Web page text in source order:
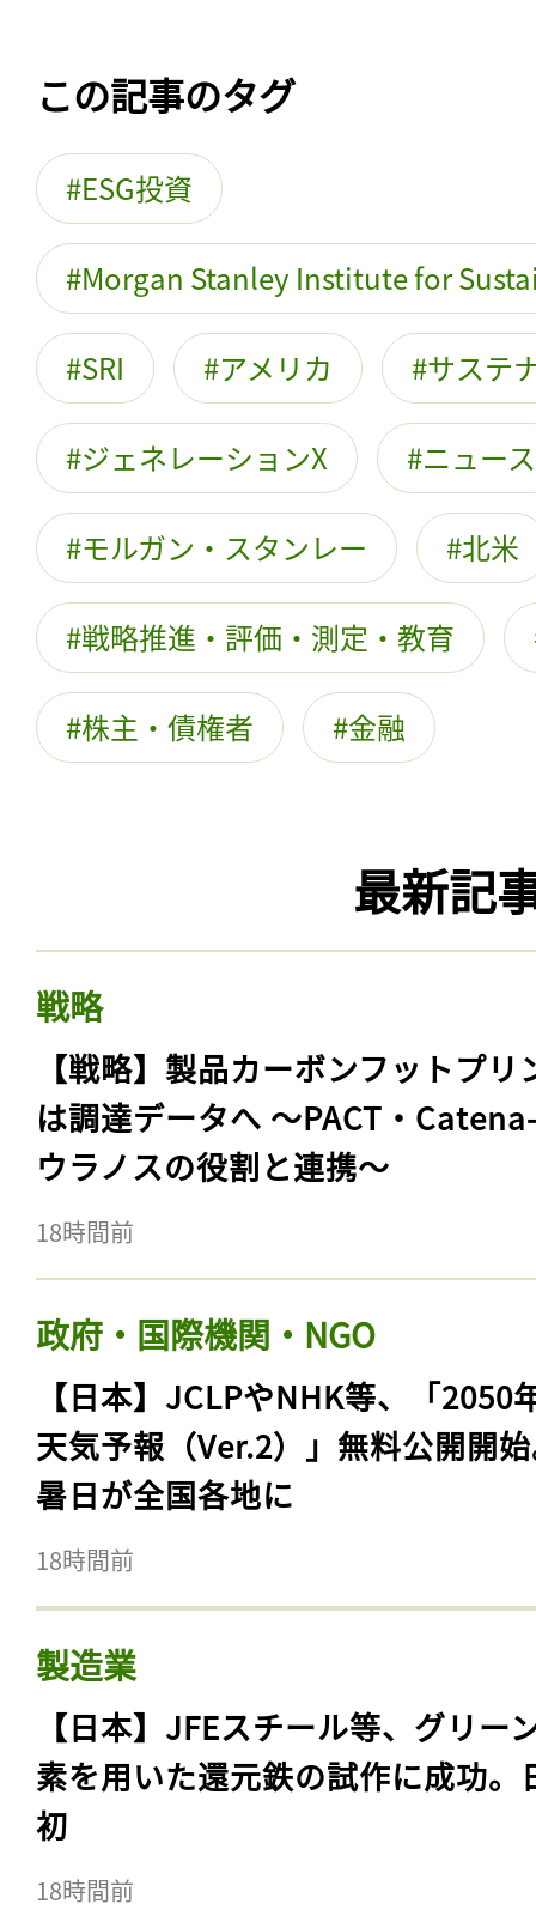
この記事のタグ
ESG投資
Morgan Stanley Institute for
SRI アメリカ サステ
ジェネレーションX ニュース
モルガン・スタンレー 北米
戦略推進・評価・測定・教育
株主・債権者 金融
最新記
戦略
【戦略】製品カーボンフットプリ
は調達データへ 〜PACT・
ウラノスの役割と連携〜
18時間前
政府・国際機関・NGO
【日本】JCLPやNHK等、「2050
天気予報（Ver.2）」無料公開開
暑日が全国各地に
18時間前
製造業
【日本】JFEスチール等、グリー
素を用いた還元鉄の試作に成功。
初
18時間前